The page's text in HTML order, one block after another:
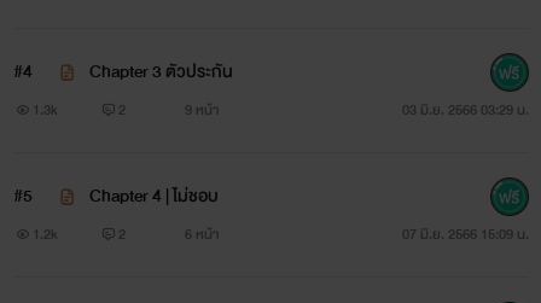
#4 Chapter 3 ตัวประกัน
1.3k 2 9 หน้า 03 มิ.ย. 2566 03:29 น.
#5 Chapter 4 | ไม่ชอบ
1.2k 2 6 หน้า 07 มิ.ย. 2566 15:09 น.